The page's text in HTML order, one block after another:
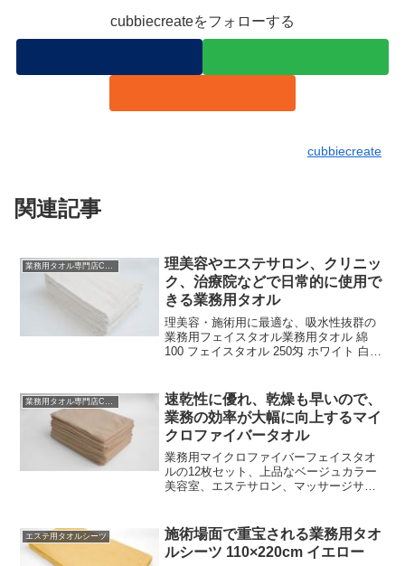
cubbiecreateをフォローする
cubbiecreate
関連記事
業務用タオル専門店CBC
理美容やエステサロン、クリニッ
ク、治療院などで日常的に使用で
きる業務用タオル
理美容・施術用に最適な、吸水性抜群の
業務用フェイスタオル業務用タオル 綿
100 フェイスタオル 250匁 ホワイト 白
タオルです。250匁のちょうど良い厚さと
10...
速乾性に優れ、乾燥も早いので、
業務の効率が大幅に向上するマイ
クロファイバータオル
業務用マイクロファイバーフェイスタオ
ルの12枚セット、上品なベージュカラー
美容室、エステサロン、マッサージサロ
ンなど、さまざまな施術シーンに最適で
す。マイクロファイバー...
エステ用タオルシーツ
施術場面で重宝される業務用タオ
ルシーツ 110×220cm イエロー